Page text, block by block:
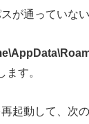
が通っていない
ます。
起動して、次